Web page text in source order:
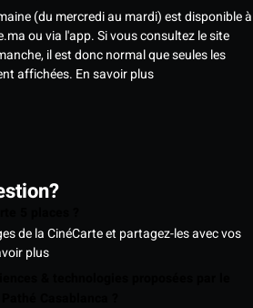
(du mercredi au mardi) est disponible à
ou via l'app. Si vous consultez le site
il est donc normal que seules les
affichées. En savoir plus
de la CinéCarte et partagez-les avec vos
plus